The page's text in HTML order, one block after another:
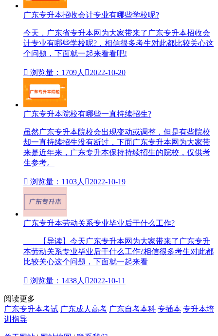
广东专升本招收会计专业有哪些学校呢?
今天，广东省专升本网为大家带来了广东专升本招收会
计专业有哪些学校呢?，相信很多考生对此都比较关心这
个问题，下面就一起来看看吧!
 浏览量：1709人 2022-10-20
广东专升本院校有哪些一直持续招生?
虽然广东专升本院校会出现变动或调整，但是有些院校
却一直持续招生没有断过，下面广东专升本网为大家带
来是近年来，广东专升本保持持续招生的院校，仅供考
生参考。 ​
 浏览量：1103人 2022-10-19
广东专升本劳动关系专业毕业后干什么工作?
【导读】今天广东专升本网为大家带来了广东专升
本劳动关系专业毕业后干什么工作?相信很多考生对此都
比较关心这个问题，下面就一起来看
 浏览量：1438人 2022-10-11
阅读更多
广东专升本考试 广东成人高考 广东自考本科 专插本 专升本培
训指导